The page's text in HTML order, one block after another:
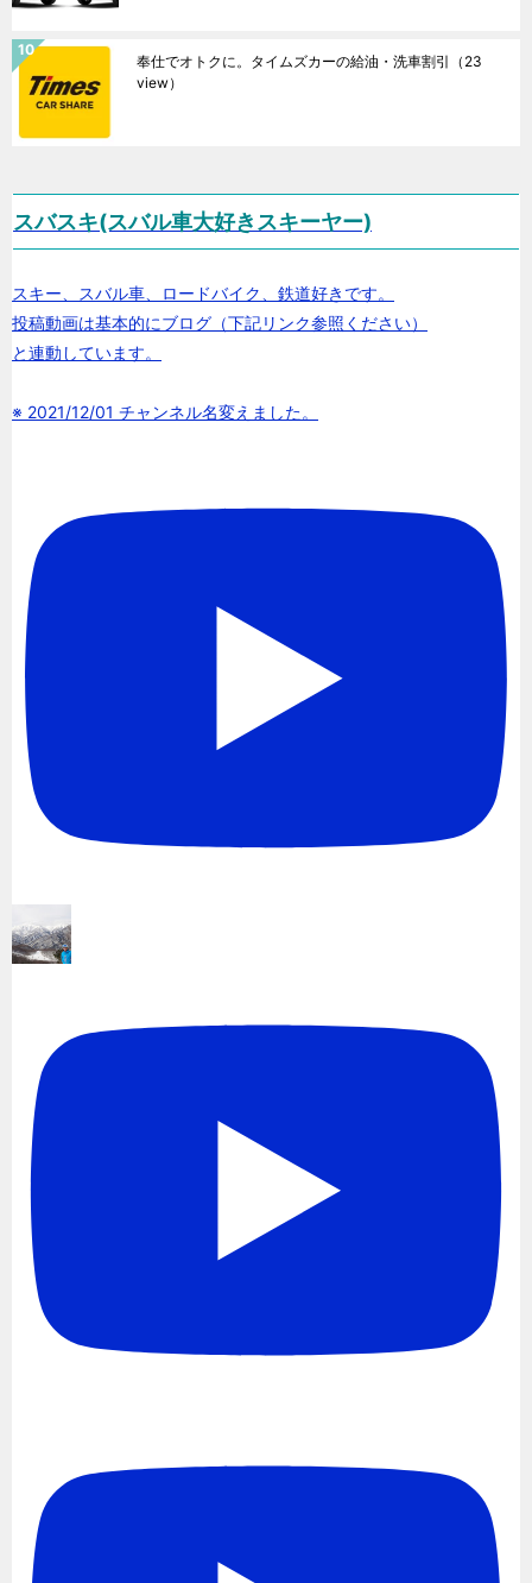
奉仕でオトクに。タイムズカーの給油・洗車割引 （23
view）
スバスキ(スバル車大好きスキーヤー)
スキー、スバル車、ロードバイク、鉄道好きです。
投稿動画は基本的にブログ（下記リンク参照ください）
と連動しています。
※ 2021/12/01 チャンネル名変えました。